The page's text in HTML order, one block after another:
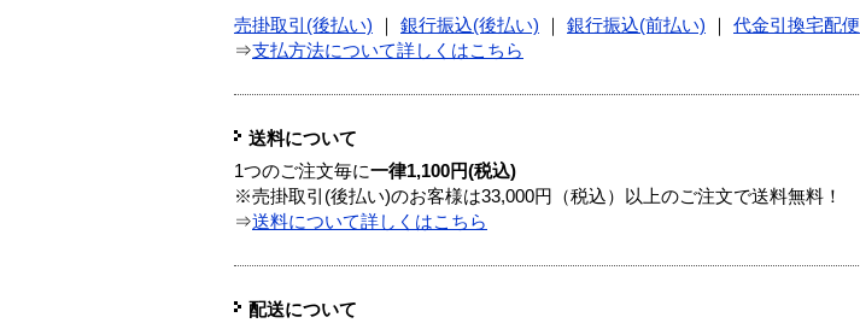
売掛取引(後払い) 銀行振込(後払い) 銀行振込(前払い) 代金引換宅配便
⇒支払方法について詳しくはこちら
送料について
1つのご注文毎に一律1,100円(税込)
※売掛取引(後払い)のお客様は33,000円（税込）以上のご注文で送料無料！
⇒送料について詳しくはこちら
配送について